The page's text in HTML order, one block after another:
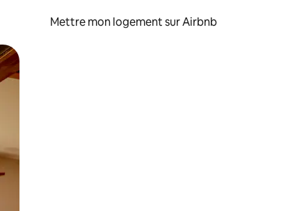
Mettre mon logement sur Airbnb